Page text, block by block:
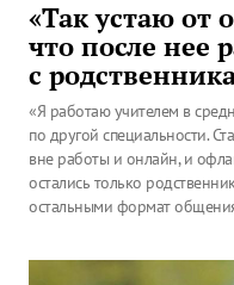
«Так устаю от
что после нее
с
«Я работаю учителем в
по другой специальности.
вне работы и онлайн, и
остались только
остальными формат общения